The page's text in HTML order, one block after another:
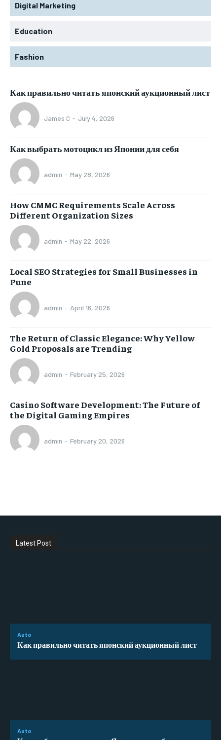
Digital Marketing
Education
Fashion
Как правильно читать японский аукционный лист
James C - July 4, 2026
Как выбрать мотоцикл из Японии для себя
admin - May 28, 2026
How CMMC Requirements Scale Across
Different Organization Sizes
admin - May 22, 2026
Local SEO Strategies for Small Businesses in
Pune
admin - April 16, 2026
The Return of Classic Elegance: Why Yellow
Gold Proposals are Trending
admin - February 25, 2026
Casino Software Development: The Future of
the Digital Gaming Empires
admin - February 20, 2026
Latest Post
Auto
Как правильно читать японский аукционный лист
Auto